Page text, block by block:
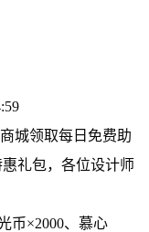
城领取每日免费助
礼包，各位设计师
币×2000、慕心